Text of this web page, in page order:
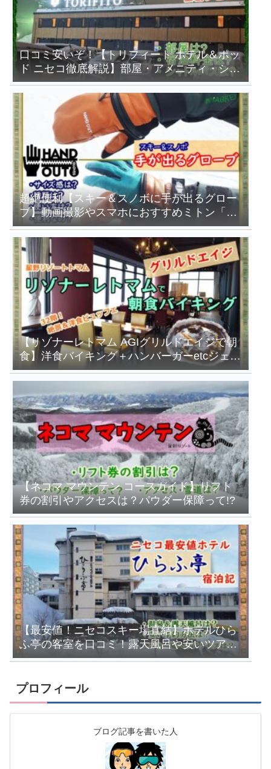
口コミ安いぞ！【トリフィート ホテル＆ポッ
ド ニセコ徹底解説】部屋・アメニティ・シャ
トルバスは？
超絶便利【スキー＆スノボに手が出るグロー
ブ】動画撮影やスマホにおすすめミトン「ハ
ンドアウトグローブ」
【リゾナーレトマム AGIグリルドエイジで朝
食】洋食バイキング＋ハンバーガーetcジェラ
ートも食べ放題！
【ネコマ マウンテン コースガイド】リフト
券の割引やアクセスは？パウダー保障って!?
【最安値！ニセコスキー場直結】ホテルひら
ふ亭の客室を口コミ！露天風呂や安いツアー
を紹介
プロフィール
ブログ記事を書いた人